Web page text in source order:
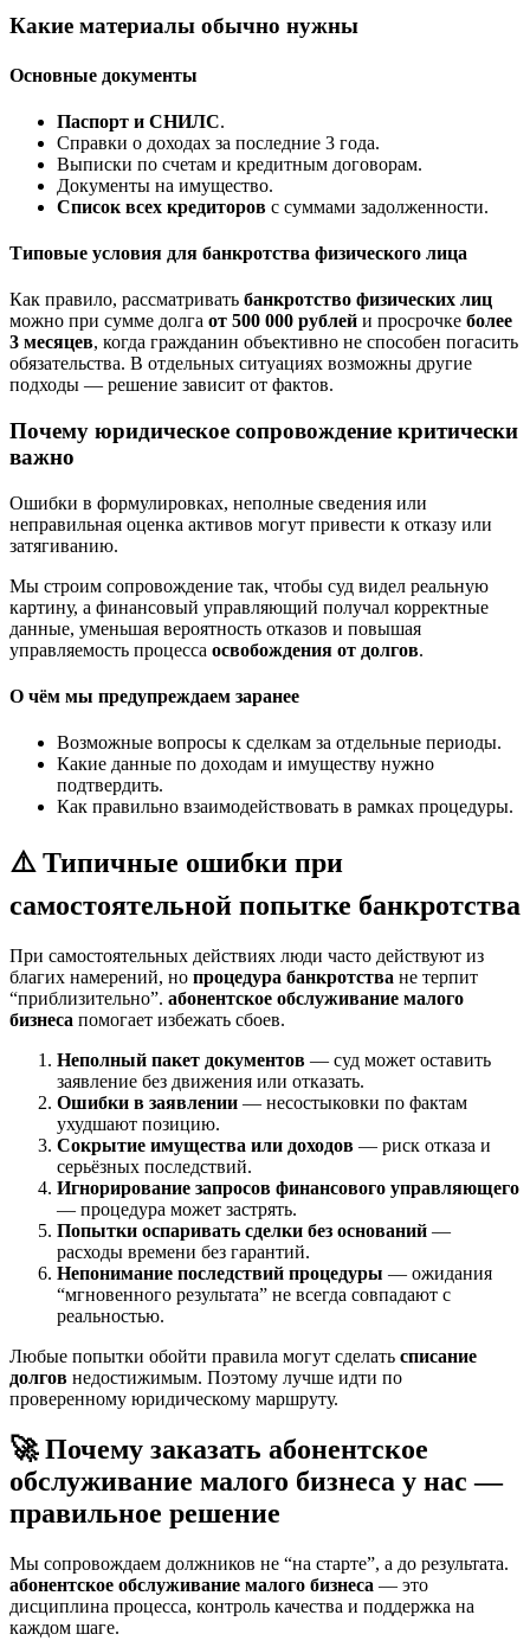
Какие материалы обычно нужны
Основные документы
Паспорт и СНИЛС.
Справки о доходах за последние 3 года.
Выписки по счетам и кредитным договорам.
Документы на имущество.
Список всех кредиторов с суммами задолженности.
Типовые условия для банкротства физического лица
Как правило, рассматривать банкротство физических лиц
можно при сумме долга от 500 000 рублей и просрочке более
3 месяцев, когда гражданин объективно не способен погасить
обязательства. В отдельных ситуациях возможны другие
подходы — решение зависит от фактов.
Почему юридическое сопровождение критически
важно
Ошибки в формулировках, неполные сведения или
неправильная оценка активов могут привести к отказу или
затягиванию.
Мы строим сопровождение так, чтобы суд видел реальную
картину, а финансовый управляющий получал корректные
данные, уменьшая вероятность отказов и повышая
управляемость процесса освобождения от долгов.
О чём мы предупреждаем заранее
Возможные вопросы к сделкам за отдельные периоды.
Какие данные по доходам и имуществу нужно
подтвердить.
Как правильно взаимодействовать в рамках процедуры.
⚠️ Типичные ошибки при
самостоятельной попытке банкротства
При самостоятельных действиях люди часто действуют из
благих намерений, но процедура банкротства не терпит
“приблизительно”. абонентское обслуживание малого
бизнеса помогает избежать сбоев.
Неполный пакет документов — суд может оставить
заявление без движения или отказать.
Ошибки в заявлении — несостыковки по фактам
ухудшают позицию.
Сокрытие имущества или доходов — риск отказа и
серьёзных последствий.
Игнорирование запросов финансового управляющего
— процедура может застрять.
Попытки оспаривать сделки без оснований —
расходы времени без гарантий.
Непонимание последствий процедуры — ожидания
“мгновенного результата” не всегда совпадают с
реальностью.
Любые попытки обойти правила могут сделать списание
долгов недостижимым. Поэтому лучше идти по
проверенному юридическому маршруту.
🚀 Почему заказать абонентское
обслуживание малого бизнеса у нас —
правильное решение
Мы сопровождаем должников не “на старте”, а до результата.
абонентское обслуживание малого бизнеса — это
дисциплина процесса, контроль качества и поддержка на
каждом шаге.